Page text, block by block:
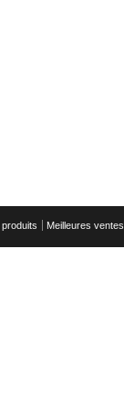
Meilleures ventes